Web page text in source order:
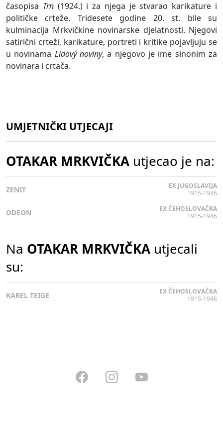
časopisa Trn(1924.) i za njega je stvarao karikature i
političke crteže. Tridesete godine 20. st. bile su
kulminacija Mrkvičkine novinarske djelatnosti. Njegovi
satirični crteži, karikature, portreti i kritike pojavljuju se
u novinama Lidový noviny, a njegovo je ime sinonim za
novinara i crtača.
UMJETNIČKI UTJECAJI
OTAKAR MRKVIČKA utjecao je na:
ZENIT
EX JUGOSLAVIJA
1915-1946
ODEON
EX ČEHOSLOVAČKA
1915-1946
Na OTAKAR MRKVIČKA utjecali
su:
KAREL TEIGE
EX ČEHOSLOVAČKA
1915-1946